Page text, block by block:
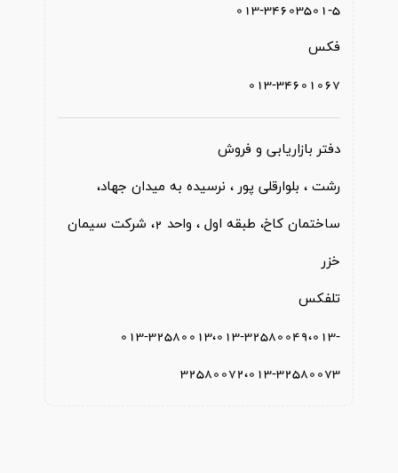
013-34603501-5
فکس
013-34601067
دفتر بازاریابی و فروش
رشت ، بلوارقلی پور ، نرسیده به میدان جهاد،
ساختمان کاخ، طبقه اول ، واحد 2، شرکت سیمان
خزر
تلفکس
013-32580013،013-32580049،013-
32580072،013-32580073